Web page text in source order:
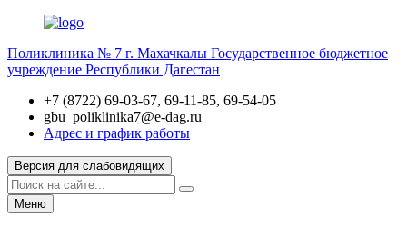
Поликлиника № 7 г. Махачкалы Государственное бюджетное
учреждение Республики Дагестан
+7 (8722) 69-03-67, 69-11-85, 69-54-05
gbu_poliklinika7@e-dag.ru
Адрес и график работы
Версия для слабовидящих
Меню